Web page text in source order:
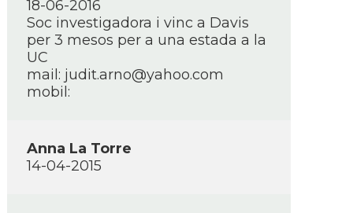
18-06-2016
Soc investigadora i vinc a Davis
per 3 mesos per a una estada a la
UC
mail: judit.arno@yahoo.com
mobil:
Anna La Torre
14-04-2015